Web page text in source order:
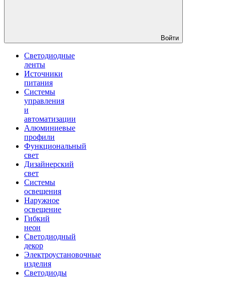
Войти
Светодиодные
ленты
Источники
питания
Системы
управления
и
автоматизации
Алюминиевые
профили
Функциональный
свет
Дизайнерский
свет
Системы
освещения
Наружное
освещение
Гибкий
неон
Светодиодный
декор
Электроустановочные
изделия
Светодиоды